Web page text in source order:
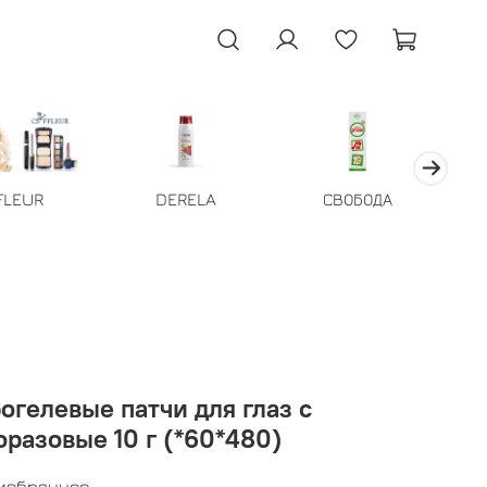
DERELA СВОБОДА
10 г (*60*480)